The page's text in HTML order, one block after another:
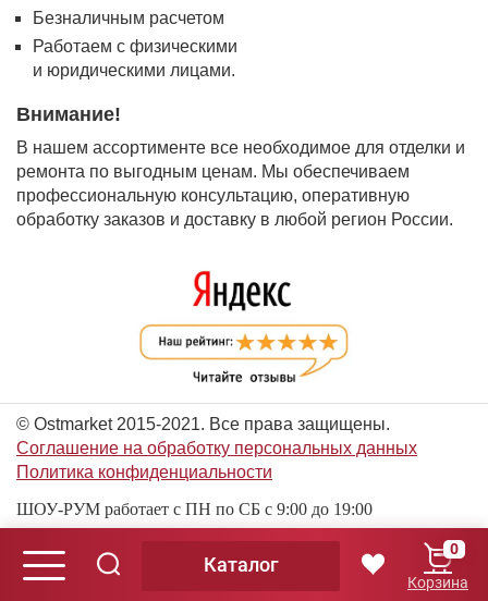
Безналичным расчетом
Работаем с физическими
и юридическими лицами.
Внимание!
В нашем ассортименте все необходимое для отделки и
ремонта по выгодным ценам. Мы обеспечиваем
профессиональную консультацию, оперативную
обработку заказов и доставку в любой регион России.
© Ostmarket 2015-2021. Все права защищены.
Соглашение на обработку персональных данных
Политика конфиденциальности
ШОУ-РУМ работает с ПН по СБ с 9:00 до 19:00
© Ostmarket 2015-2026. Все права защищены.
Каталог
0
Корзина